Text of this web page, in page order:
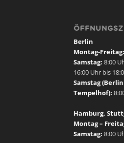
Berlin
Montag-
Samstag:8:00
16:00 Uhr bis
Samstag
Tempelhof):
Hamburg,
Montag –
Samstag: 8:00